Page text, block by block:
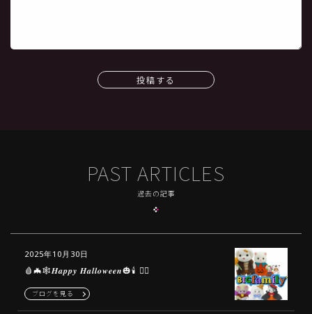
投稿する
PAST ARTICLES
過去の記事
2025年10月30日
🩸🦇🕸𝑯𝒂𝒑𝒑𝒚 𝑯𝒂𝒍𝒍𝒐𝒘𝒆𝒆𝒏🎃🕯 🧟‍♀️
ブログを見る